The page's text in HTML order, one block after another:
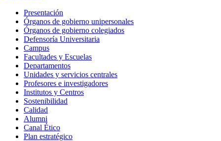
Presentación
Órganos de gobierno unipersonales
Órganos de gobierno colegiados
Defensoría Universitaria
Campus
Facultades y Escuelas
Departamentos
Unidades y servicios centrales
Profesores e investigadores
Institutos y Centros
Sostenibilidad
Calidad
Alumni
Canal Ético
Plan estratégico